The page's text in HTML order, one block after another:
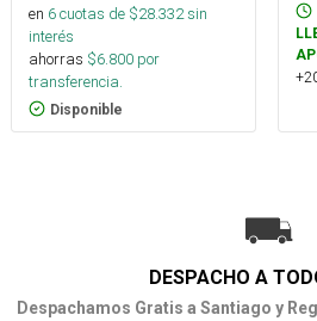
en 6cuotas de $28.332sin
interés
ahorras $6.800 por
transferencia.
Disponible
DESPACHO A
Despachamos Gratis a Santiago y